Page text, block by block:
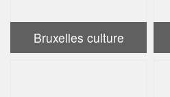
Bruxelles culture